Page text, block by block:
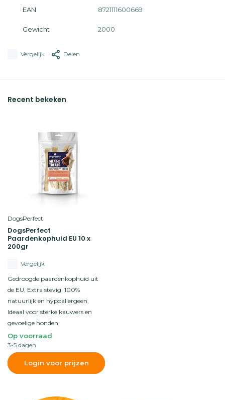
EAN 8721111600669
Gewicht 2000
Vergelijk Delen
Recent bekeken
DogsPerfect
DogsPerfect
Paardenkophuid EU 10 x
200gr
Vergelijk
Gedroogde paardenkophuid uit
de EU, Extra stevig, 100%
natuurlijk en hypoallergeen,
Ideaal voor sterke kauwers en
gevoelige honden,
Op voorraad
3-5 dagen
Login voor prijzen